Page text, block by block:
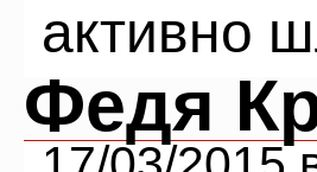
активно
Федя